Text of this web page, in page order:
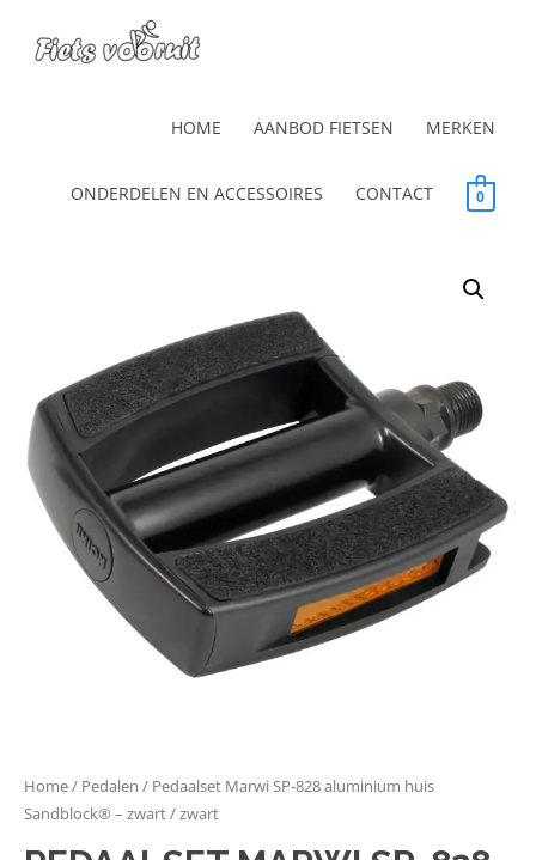
HOME AANBOD FIETSEN MERKEN
ONDERDELEN EN ACCESSOIRES CONTACT 0
Home/ Pedalen / Pedaalset Marwi SP-828 aluminium huis
Sandblock® – zwart / zwart